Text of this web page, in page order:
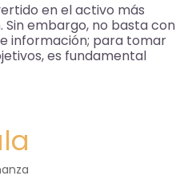
en el activo más
embargo, no basta con
información; para tomar
es fundamental